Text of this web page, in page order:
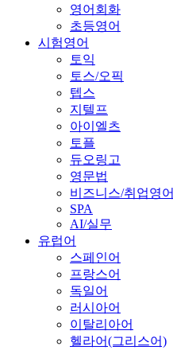
영어회화
초등영어
시험영어
토익
토스/오픽
텝스
지텔프
아이엘츠
토플
듀오링고
영문법
비즈니스/취업영어
SPA
AI/실무
유럽어
스페인어
프랑스어
독일어
러시아어
이탈리아어
헬라어(그리스어)